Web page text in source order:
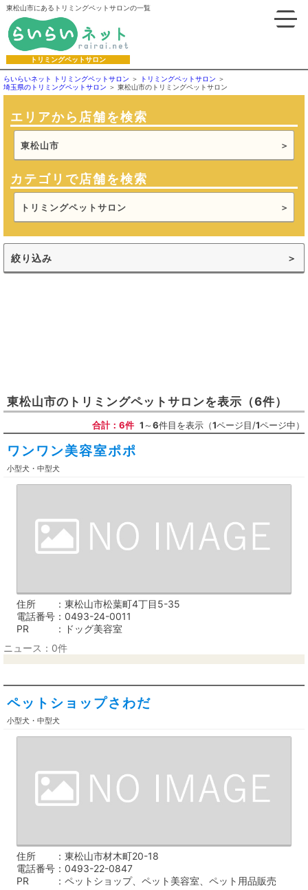
東松山市にあるトリミングペットサロンの一覧
トリミングペットサロン
らいらいネット トリミングペットサロン
トリミングペットサロン
埼玉県のトリミングペットサロン
東松山市のトリミングペットサロン
エリアから店舗を検索
東松山市
カテゴリで店舗を検索
トリミングペットサロン
絞り込み
東松山市の トリミングペットサロンを表示 （6件）
合計：6件 1～6件目を表示（1ページ目/1ページ中）
ワンワン美容室ポポ
小型犬・中型犬
住所
東松山市松葉町4丁目5-35
電話番号
0493-24-0011
PR
ドッグ美容室
ニュース：0件
ペットショップさわだ
小型犬・中型犬
住所
東松山市材木町20-18
電話番号
0493-22-0847
PR
ペットショップ、ペット美容室、ペット用品販売